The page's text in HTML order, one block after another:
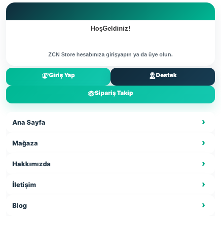
Ana Sayfa
Mağaza
Hakkımızda
İletişim
Blog
Giriş Yap Destek
Sipariş Takip